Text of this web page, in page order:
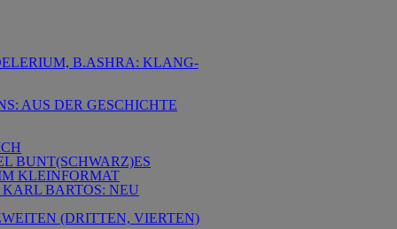
B.ASHRA: KLANG-
AUS DER GESCHICHTE
BUNT(SCHWARZ)ES
KLEINFORMAT
BARTOS: NEU
(DRITTEN, VIERTEN)